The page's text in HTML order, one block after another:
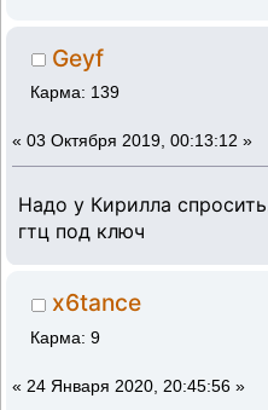
Geyf
Карма: 139
« 03 Октября 2019, 00:13:12 »
Надо у Кирилла
гтц под ключ
x6tance
Карма: 9
« 24 Января 2020, 20:45:56 »